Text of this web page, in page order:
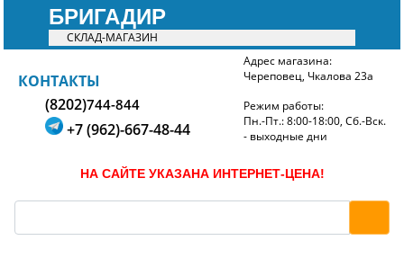
БРИГАДИР
СКЛАД-МАГАЗИН
БРИГАДИР
КОНТАКТЫ
(8202)744-844
+7 (962)-667-48-44
Адрес магазина:
Череповец, Чкалова 23а
Режим работы:
Пн.-Пт.: 8:00-18:00, Сб.-Вск.
- выходные дни
НА САЙТЕ УКАЗАНА ИНТЕРНЕТ-ЦЕНА!